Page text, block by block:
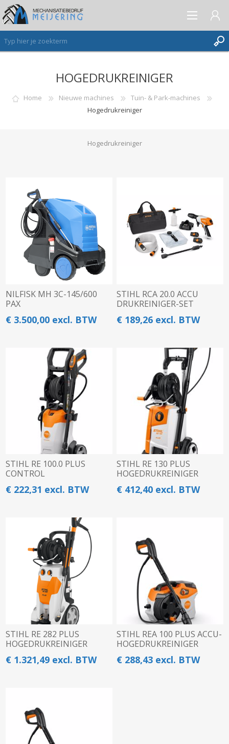
AANMELDEN ALS NIEUWE KLANT
INLOGGEN
HOGEDRUKREINIGER
Home Nieuwe machines
Tuin- & Park-machines
Hogedrukreiniger
Hogedrukreiniger
NILFISK MH 3C-145/600
PAX
€ 3.500,00 excl. BTW
STIHL RCA 20.0 ACCU
DRUKREINIGER-SET
€ 189,26 excl. BTW
STIHL RE 100.0 PLUS
CONTROL
€ 222,31 excl. BTW
STIHL RE 130 PLUS
HOGEDRUKREINIGER
€ 412,40 excl. BTW
STIHL RE 282 PLUS
HOGEDRUKREINIGER
€ 1.321,49 excl. BTW
STIHL REA 100 PLUS ACCU-
HOGEDRUKREINIGER
€ 288,43 excl. BTW